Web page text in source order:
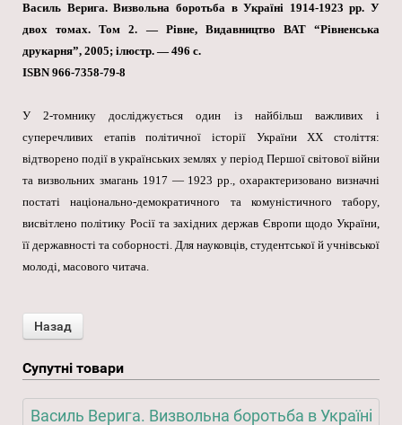
Василь Верига. Визвольна боротьба в Україні 1914-1923 рр. У
двох томах. Том 2. — Рівне, Видавництво ВАТ “Рівненська
друкарня”, 2005; ілюстр. — 496 с.
ISBN 966-7358-79-8
У 2-томнику досліджується один із найбільш важливих і
суперечливих етапів політичної історії України XX століття:
відтворено події в українських землях у період Першої світової війни
та визвольних змагань 1917 — 1923 рр., охарактеризовано визначні
постаті національно-демократичного та комуністичного табору,
висвітлено політику Росії та західних держав Європи щодо України,
її державності та соборності. Для науковців, студентської й учнівської
молоді, масового читача.
Супутні товари
Василь Верига. Визвольна боротьба в Україні